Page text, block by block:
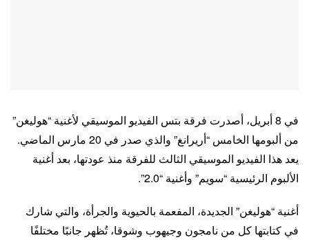
في 8 أبريل، أصدرت فرقة بتس الفيديو الموسيقي لأغنية “هوليغن”
من ألبومها الخامس “أريرانغ” والذي صدر في 20 مارس الماضي.
يعد هذا الفيديو الموسيقي الثالث للفرقة منذ عودتها، بعد أغنية
الألبوم الرئيسية “سويم” وأغنية “2.0”.
أغنية “هوليغن” الجديدة، المفعمة بالحيوية والجرأة، والتي شارك
في كتابتها كل من نامجون وجيهوب وشوقا، تُظهر جانبًا مختلفًا